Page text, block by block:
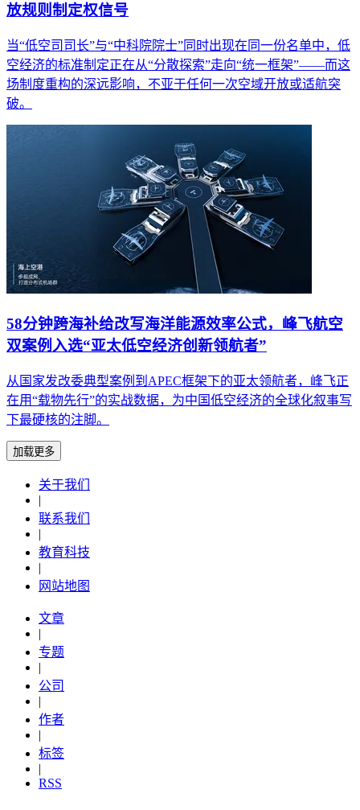
放规则制定权信号
当“低空司司长”与“中科院院士”同时出现在同一份名单中，低
空经济的标准制定正在从“分散探索”走向“统一框架”——而这
场制度重构的深远影响，不亚于任何一次空域开放或适航突
破。
58分钟跨海补给改写海洋能源效率公式，峰飞航空
双案例入选“亚太低空经济创新领航者”
从国家发改委典型案例到APEC框架下的亚太领航者，峰飞正
在用“载物先行”的实战数据，为中国低空经济的全球化叙事写
下最硬核的注脚。
加载更多
关于我们
|
联系我们
|
教育科技
|
网站地图
文章
|
专题
|
公司
|
作者
|
标签
|
RSS